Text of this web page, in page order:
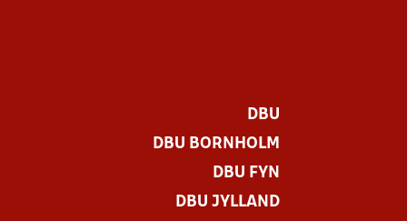
DBU
DBU BORNHOLM
DBU FYN
DBU JYLLAND